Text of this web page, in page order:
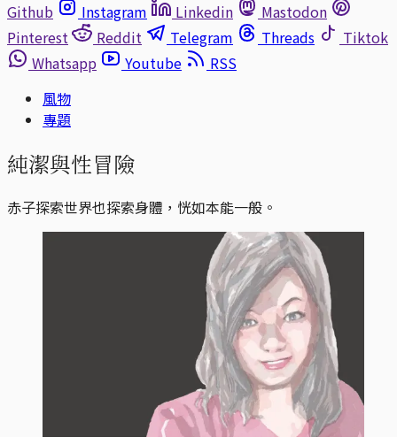
Github
Instagram Linkedin
Mastodon
Pinterest
Reddit Telegram Threads
Tiktok
Whatsapp
Youtube
RSS
風物
專題
純潔與性冒險
赤子探索世界也探索身體，恍如本能一般。